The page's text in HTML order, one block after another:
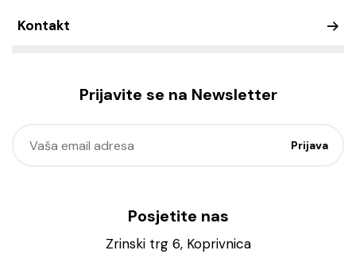
Kontakt
Prijavite se na Newsletter
Posjetite nas
Zrinski trg 6, Koprivnica